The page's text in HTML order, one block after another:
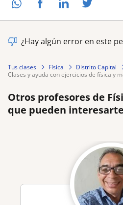
¿Hay algún error en este
Tus clases Física
Distrito Capital
clases y ayuda con ejercicios de física y
Otros profesores de
que pueden interesarte